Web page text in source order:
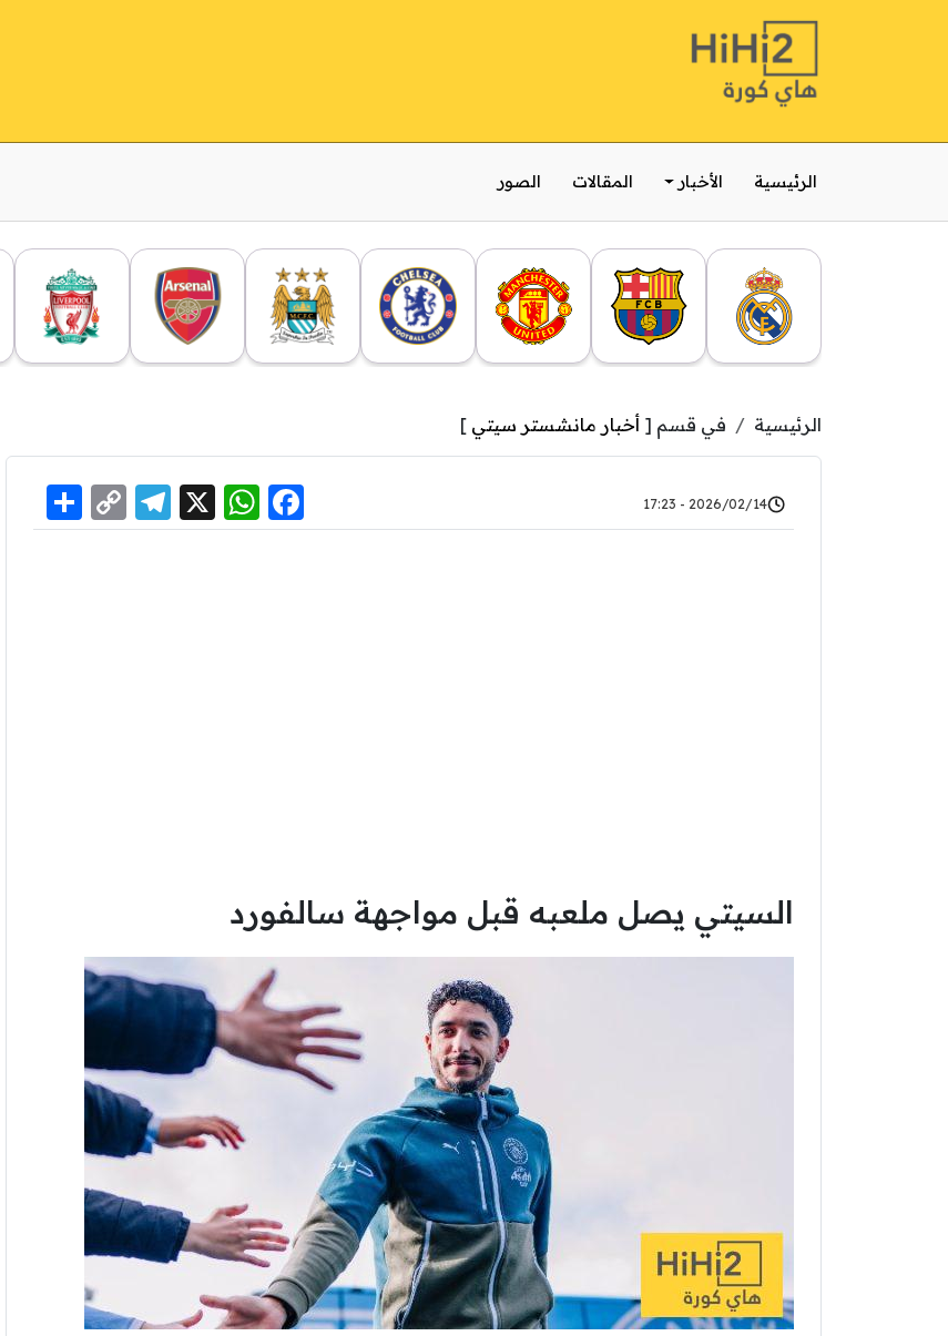
الرئيسية الأخبار المقالات الصور
الرئيسية في قسم [ أخبار مانشستر سيتي ]
2026/02/14 - 17:23
Facebook
WhatsApp
X
Telegram
Copy
Link
السيتي يصل ملعبه قبل مواجهة سالفورد